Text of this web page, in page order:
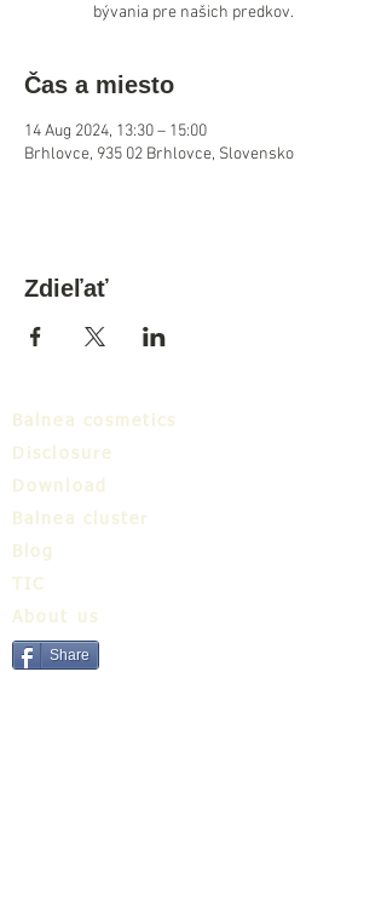
bývania pre našich predkov.
Čas a miesto
14 Aug 2024, 13:30 – 15:00
Brhlovce, 935 02 Brhlovce, Slovensko
Zdieľať
Balnea cosmetics
Disclosure
Download
Balnea cluster
Blog
TIC
About us
Share